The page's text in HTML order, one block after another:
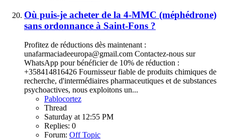
Où puis-je acheter de la 4-MMC (méphédrone)
sans ordonnance à Saint-Fons ?
Profitez de réductions dès maintenant :
unafarmaciadeeuropa@gmail.com Contactez-nous sur
WhatsApp pour bénéficier de 10% de réduction :
+358414816426 Fournisseur fiable de produits chimiques de
recherche, d'intermédiaires pharmaceutiques et de substances
psychoactives, nous exploitons un...
Pablocortez
Thread
Saturday at 12:55 PM
Replies: 0
Forum: Off Topic